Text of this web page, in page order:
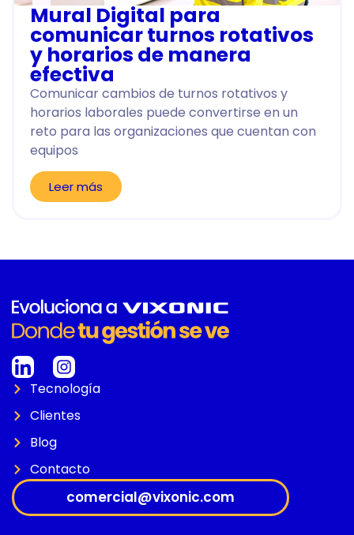
Mural Digital para
comunicar turnos rotativos
y horarios de manera
efectiva
Comunicar cambios de turnos rotativos y
horarios laborales puede convertirse en un
reto para las organizaciones que cuentan con
equipos
Leer más
Tecnología
Clientes
Blog
Contacto
comercial@vixonic.com